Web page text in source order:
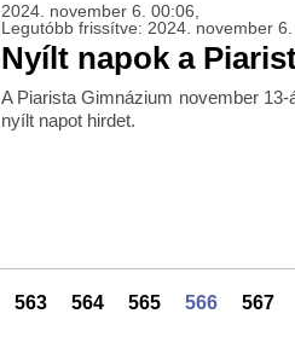
2024. november 6. 00:06,
Legutóbb frissítve: 2024. november
Nyílt napok a
A Piarista Gimnázium november
nyílt napot hirdet.
563 564 565 566 567